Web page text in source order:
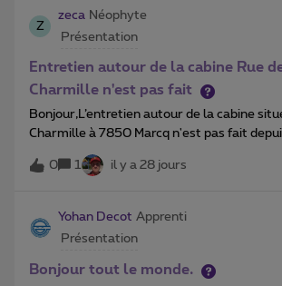
offres promotionnelles destinées aux
notamment les promotions permettant
avantageux.Nous avons découvert
offres seulement après notre abonnement.
promotion de ce type était disponible ou si
éligibles au moment de la signature de
nous estimons que nous aurions dû en
de pouvoir faire un choix en toute
cause.Je vous demande donc de bien
bénéficier d’une offre promotionnelle lors
abonnement du 26 février 2026. Si tel est le
commerciale
Z
zeca Néophyte
Présentation
Entretien autour de la cabine Rue
Charmille n'est pas fait
Bonjour,L’entretien autour de la cabine
Charmille à 7850 Marcq n'est pas fait
temps et il y a même des chardons qui
poussent. Pourriez-vous me dire à quel
0 1 il y a 28 jours
Yohan Decot Apprenti
Présentation
Bonjour tout le monde.